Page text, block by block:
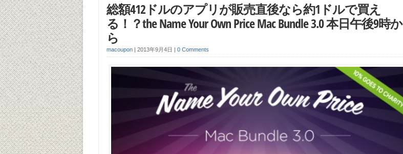
総額412ドルのアプリが販売直後なら約1ドルで買え
る！？the Name Your Own Price Mac Bundle 3.0 本日午後9時か
ら
macoupon | 2013年9月4日 | 0 Comments